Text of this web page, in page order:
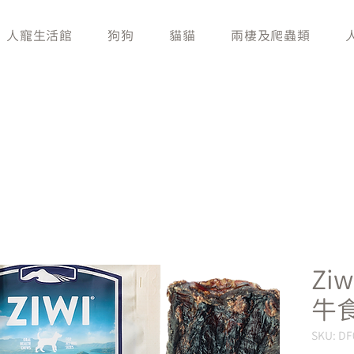
人寵生活館 狗狗 貓貓 兩棲及爬蟲類
牛
SKU: